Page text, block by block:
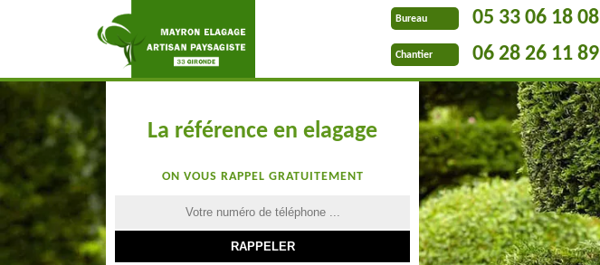
Bureau 05 33 06 18 08
Chantier 06 28 26 11 89
La référence en elagage
ON VOUS RAPPEL GRATUITEMENT